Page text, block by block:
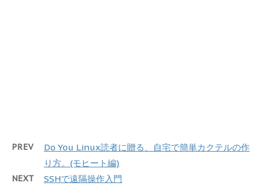
PREV
Do You Linux読者に贈る、自宅で簡単カクテルの作
り方。(モヒート編)
NEXT SSHで遠隔操作入門